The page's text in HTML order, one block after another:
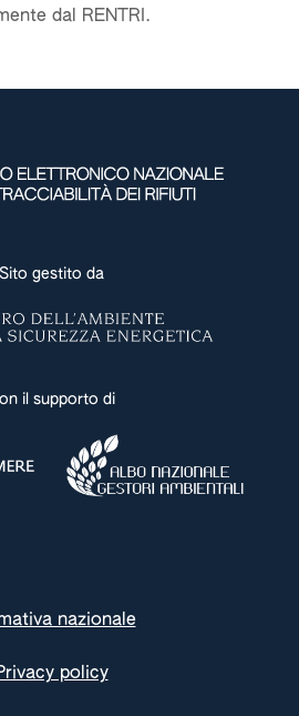
dal RENTRI.
del documento
Sito gestito da
il supporto di
nazionale
policy